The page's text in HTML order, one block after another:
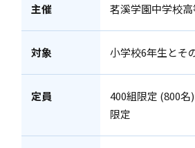
主催 茗溪学園中学校
対象 小学校6年生とそ
定員
400組限定 (800
限定
国際バカロレア（IB）クラス